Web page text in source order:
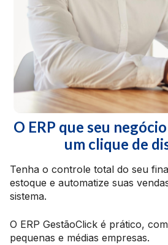
O ERP que seu
um clique de
Tenha o controle total do seu
estoque e automatize suas
sistema.
O ERP GestãoClick é prático,
pequenas e médias empresas.